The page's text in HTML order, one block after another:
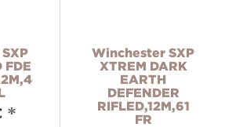
FDE
*
Winchester SXP
XTREM DARK
EARTH
DEFENDER
RIFLED,12M,61
FR